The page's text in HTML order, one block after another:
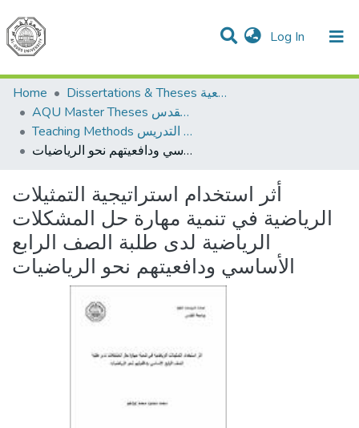
Log In (current)
Communities & Collections
All of DSpace
Home
Dissertations & Theses الرسائل الجامعية
AQU Master Theses الرسائل الجامعية الخاصة بجامعة القدس
Teaching Methods أساليب التدريس
أثر استخدام استراتيجية التمثيلات الرياضية في تنمية مهارة حل المشكلات الرياضية لدى طلبة الصف الرابع الأساسي ودافعيتهم نحو الرياضيات
أثر استخدام استراتيجية التمثيلات
الرياضية في تنمية مهارة حل المشكلات
الرياضية لدى طلبة الصف الرابع
الأساسي ودافعيتهم نحو الرياضيات